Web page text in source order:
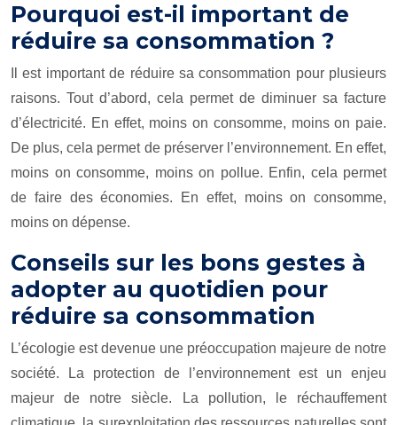
Pourquoi est-il important de
réduire sa consommation ?
Il est important de réduire sa consommation pour plusieurs
raisons. Tout d’abord, cela permet de diminuer sa facture
d’électricité. En effet, moins on consomme, moins on paie.
De plus, cela permet de préserver l’environnement. En effet,
moins on consomme, moins on pollue. Enfin, cela permet
de faire des économies. En effet, moins on consomme,
moins on dépense.
Conseils sur les bons gestes à
adopter au quotidien pour
réduire sa consommation
L’écologie est devenue une préoccupation majeure de notre
société. La protection de l’environnement est un enjeu
majeur de notre siècle. La pollution, le réchauffement